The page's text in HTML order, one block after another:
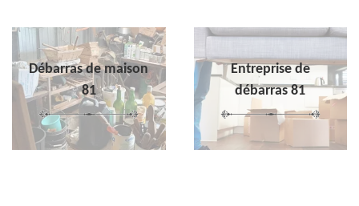
Débarras de maison
81
Entreprise de
débarras 81